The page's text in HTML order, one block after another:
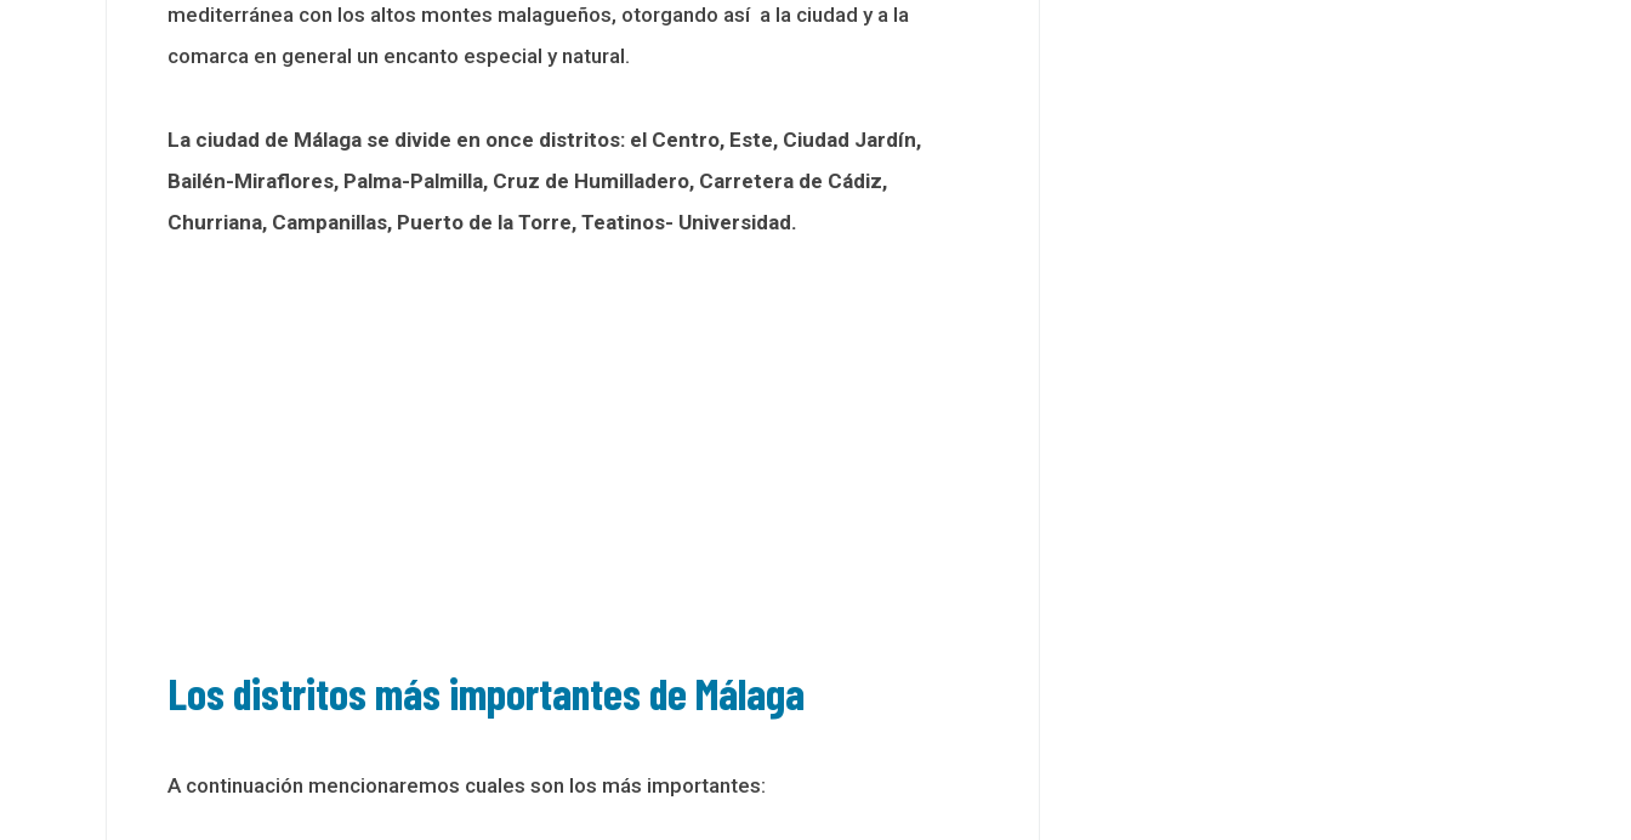
mediterránea con los altos montes malagueños, otorgando así a la ciudad y a la
comarca en general un encanto especial y natural.
La ciudad de Málaga se divide en once distritos: el Centro, Este, Ciudad Jardín,
Bailén-Miraflores, Palma-Palmilla, Cruz de Humilladero, Carretera de Cádiz,
Churriana, Campanillas, Puerto de la Torre, Teatinos- Universidad.
Los distritos más importantes de Málaga
A continuación mencionaremos cuales son los más importantes: